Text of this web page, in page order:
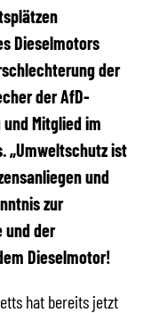
Dieselmotors
der
der AfD-
Mitglied im
„Umweltschutz ist
und
zur
und der
Dieselmotor!
hat bereits jetzt